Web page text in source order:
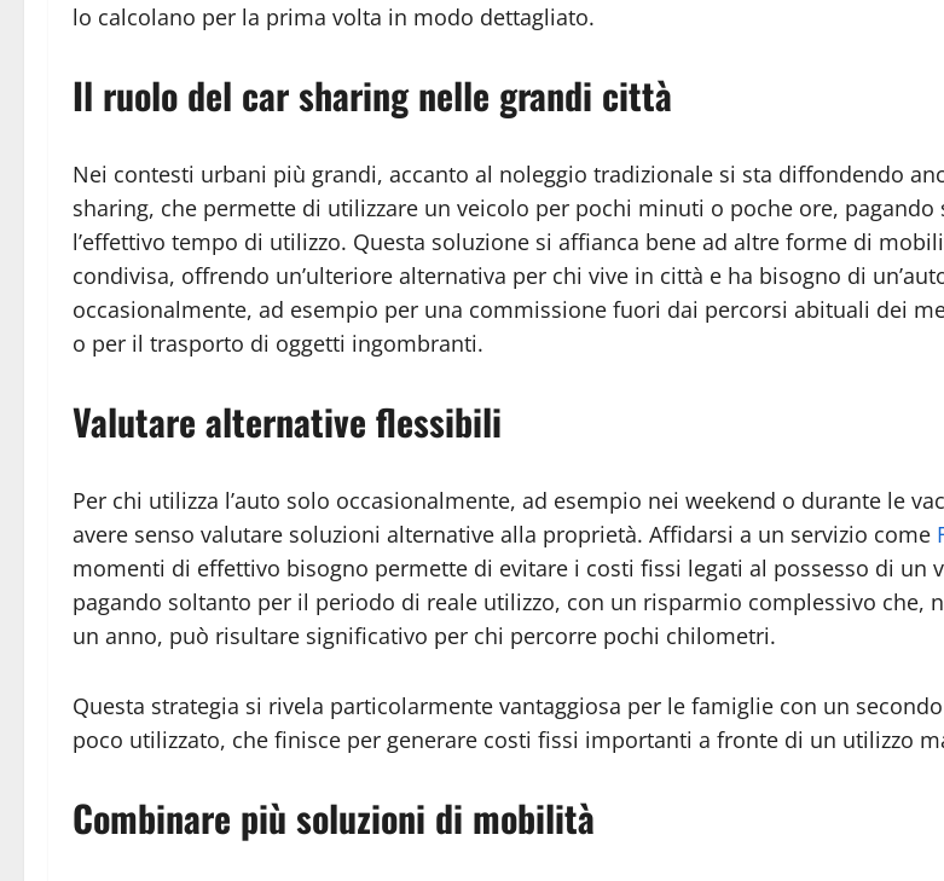
lo calcolano per la prima volta in modo dettagliato.
Il ruolo del car sharing nelle grandi città
Nei contesti urbani più grandi, accanto al noleggio tradizionale si sta diffondendo
sharing, che permette di utilizzare un veicolo per pochi minuti o poche ore, pagando
l’effettivo tempo di utilizzo. Questa soluzione si affianca bene ad altre forme di
condivisa, offrendo un’ulteriore alternativa per chi vive in città e ha bisogno di
occasionalmente, ad esempio per una commissione fuori dai percorsi abituali dei
o per il trasporto di oggetti ingombranti.
Valutare alternative flessibili
Per chi utilizza l’auto solo occasionalmente, ad esempio nei weekend o durante le
avere senso valutare soluzioni alternative alla proprietà. Affidarsi a un servizio come
momenti di effettivo bisogno permette di evitare i costi fissi legati al possesso di un
pagando soltanto per il periodo di reale utilizzo, con un risparmio complessivo che,
un anno, può risultare significativo per chi percorre pochi chilometri.
Questa strategia si rivela particolarmente vantaggiosa per le famiglie con un
poco utilizzato, che finisce per generare costi fissi importanti a fronte di un utilizzo
Combinare più soluzioni di mobilità